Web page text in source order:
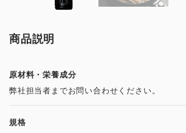
商品説明
原材料・栄養成分
弊社担当者までお問い合わせください。
規格